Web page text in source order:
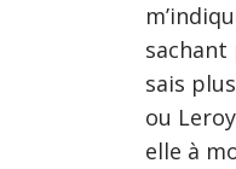
sachant
sais
ou
elle à